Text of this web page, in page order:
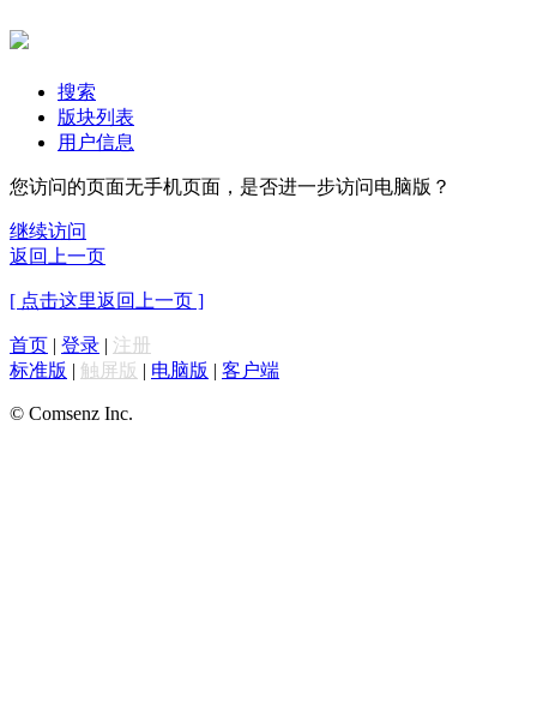
搜索
版块列表
用户信息
您访问的页面无手机页面，是否进一步访问电脑版？
继续访问
返回上一页
[ 点击这里返回上一页 ]
首页 | 登录 | 注册
标准版 | 触屏版 | 电脑版 | 客户端
© Comsenz Inc.